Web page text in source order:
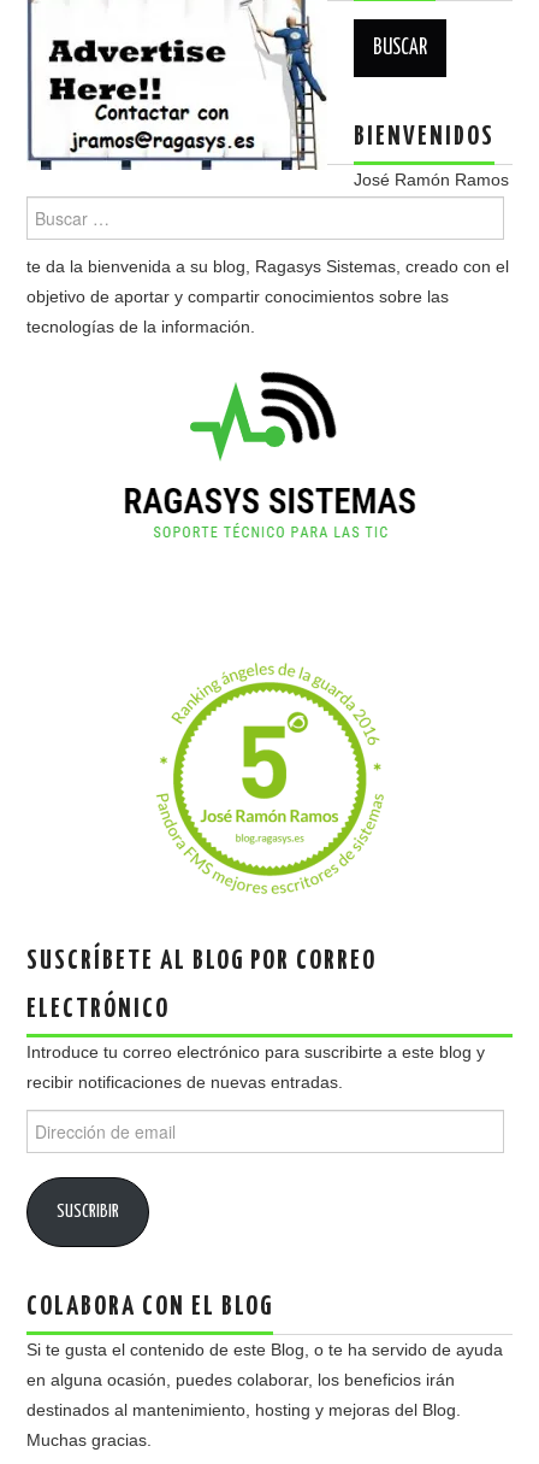
BIENVENIDOS
José Ramón Ramos
te da la bienvenida a su blog, Ragasys Sistemas, creado con el
objetivo de aportar y compartir conocimientos sobre las
tecnologías de la información.
SUSCRÍBETE AL BLOG POR CORREO
ELECTRÓNICO
Introduce tu correo electrónico para suscribirte a este blog y
recibir notificaciones de nuevas entradas.
de
SUSCRIBIR
COLABORA CON EL BLOG
Si te gusta el contenido de este Blog, o te ha servido de ayuda
en alguna ocasión, puedes colaborar, los beneficios irán
destinados al mantenimiento, hosting y mejoras del Blog.
Muchas gracias.